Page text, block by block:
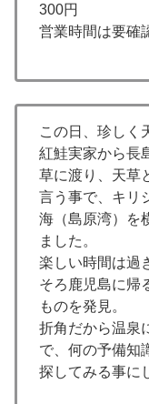
300円
営業時間は要確
この日、珍しく
紅鮭実家から長
草に渡り、天草
言う事で、キリ
海（島原湾）を
ました。
楽しい時間は過
そろ鹿児島に帰
ものを発見。
折角だから温泉
で、何の予備知
探してみる事に